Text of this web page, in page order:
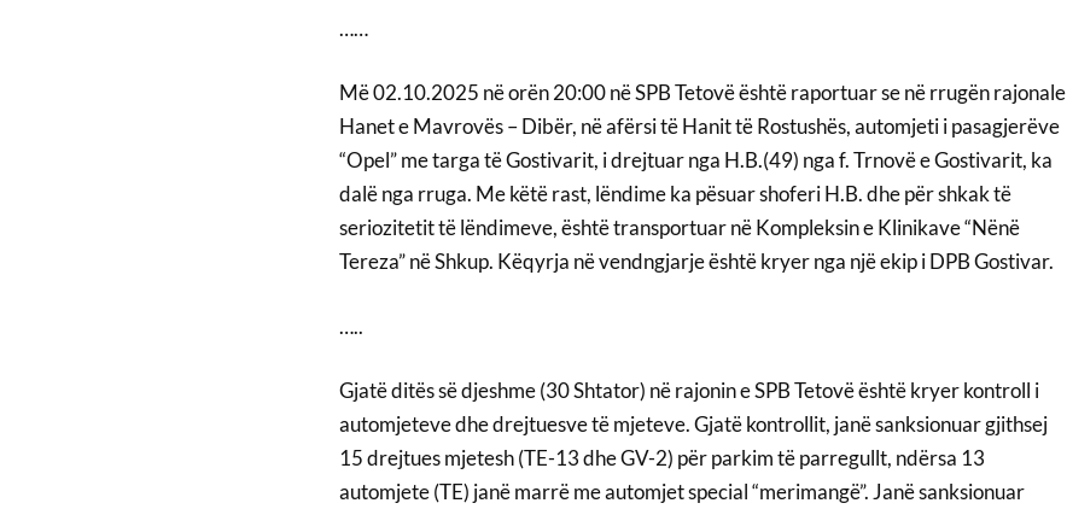
……
Më 02.10.2025 në orën 20:00 në SPB Tetovë është raportuar se në rrugën rajonale
Hanet e Mavrovës – Dibër, në afërsi të Hanit të Rostushës, automjeti i pasagjerëve
“Opel” me targa të Gostivarit, i drejtuar nga H.B.(49) nga f. Trnovë e Gostivarit, ka
dalë nga rruga. Me këtë rast, lëndime ka pësuar shoferi H.B. dhe për shkak të
seriozitetit të lëndimeve, është transportuar në Kompleksin e Klinikave “Nënë
Tereza” në Shkup. Këqyrja në vendngjarje është kryer nga një ekip i DPB Gostivar.
…..
Gjatë ditës së djeshme (30 Shtator) në rajonin e SPB Tetovë është kryer kontroll i
automjeteve dhe drejtuesve të mjeteve. Gjatë kontrollit, janë sanksionuar gjithsej
15 drejtues mjetesh (TE-13 dhe GV-2) për parkim të parregullt, ndërsa 13
automjete (TE) janë marrë me automjet special “merimangë”. Janë sanksionuar